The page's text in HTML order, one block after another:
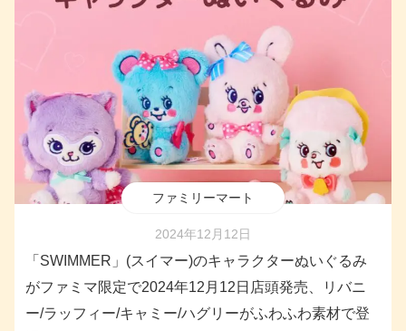
ファミリーマート
2024年12月12日
「SWIMMER」(スイマー)のキャラクターぬいぐるみ
がファミマ限定で2024年12月12日店頭発売、リバニ
ー/ラッフィー/キャミー/ハグリーがふわふわ素材で登